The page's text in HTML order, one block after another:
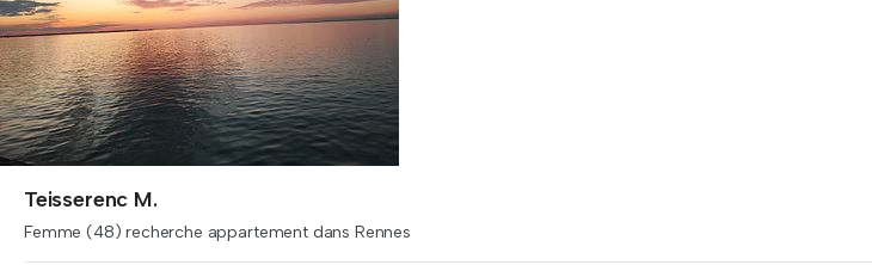
Teisserenc M.
Femme (48) recherche appartement dans Rennes